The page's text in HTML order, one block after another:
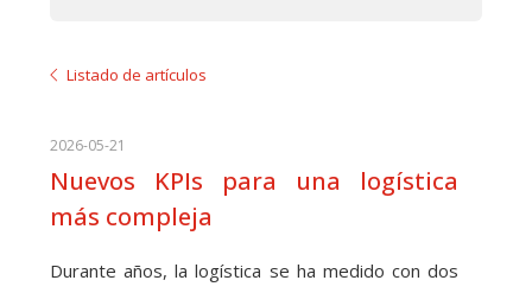
Listado de artículos
2026-05-21
Nuevos KPIs para una logística
más compleja
Durante años, la logística se ha medido con dos